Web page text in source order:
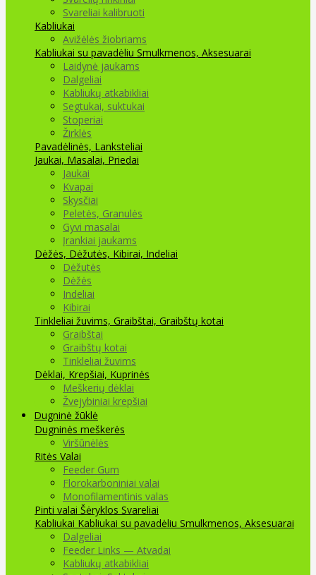
Svareliai kalibruoti
Kabliukai
Avižėlės žiobriams
Kabliukai su pavadėliu Smulkmenos, Aksesuarai
Laidynė jaukams
Dalgeliai
Kabliukų atkabikliai
Segtukai, suktukai
Stoperiai
Žirklės
Pavadėlinės, Lanksteliai
Jaukai, Masalai, Priedai
Jaukai
Kvapai
Skysčiai
Peletės, Granulės
Gyvi masalai
Įrankiai jaukams
Dėžės, Dėžutės, Kibirai, Indeliai
Dėžutės
Dėžės
Indeliai
Kibirai
Tinkleliai žuvims, Graibštai, Graibštų kotai
Graibštai
Graibštų kotai
Tinkleliai žuvims
Dėklai, Krepšiai, Kuprinės
Meškerių dėklai
Žvejybiniai krepšiai
Dugninė žūklė
Dugninės meškerės
Viršūnėlės
Ritės Valai
Feeder Gum
Florokarboniniai valai
Monofilamentinis valas
Pinti valai Šėryklos Svareliai
Kabliukai Kabliukai su pavadėliu Smulkmenos, Aksesuarai
Dalgeliai
Feeder Links — Atvadai
Kabliukų atkabikliai